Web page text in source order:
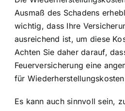
Ausmaß des Schadens
wichtig, dass Ihre
ausreichend ist, um diese
Achten Sie daher darauf,
Feuerversicherung eine
für
Es kann auch sinnvoll sein,